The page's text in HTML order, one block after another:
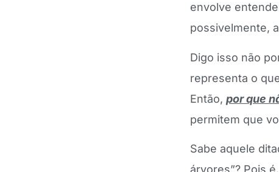
envolve
possivelmente,
Digo isso não
representa o
Então, por que
permitem que
Sabe aquele
árvores”? Pois é.